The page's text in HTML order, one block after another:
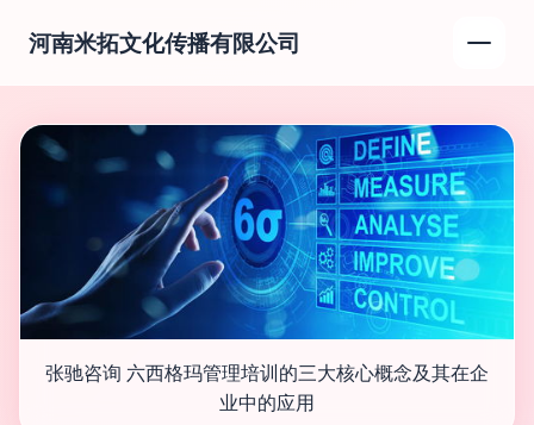
河南米拓文化传播有限公司
张驰咨询 六西格玛管理培训的三大核心概念及其在企
业中的应用